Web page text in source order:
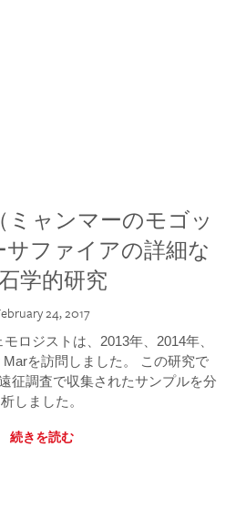
ミャンマーのモゴッ
ファイアの詳細な
学的研究
24, 2017
ロジストは、2013年、2014年、
を訪問しました。 この研究で
征調査で収集されたサンプルを分
析しました。
続きを読む